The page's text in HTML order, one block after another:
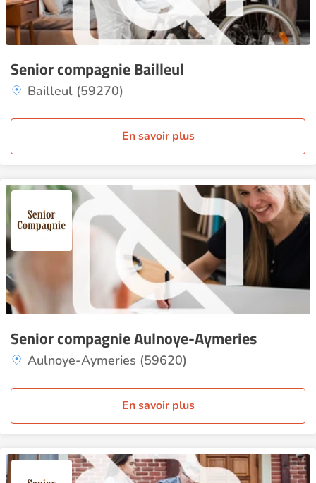
Senior compagnie Bailleul
Bailleul (59270)
En savoir plus
Senior compagnie Aulnoye-Aymeries
Aulnoye-Aymeries (59620)
En savoir plus